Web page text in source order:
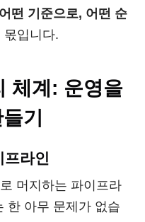
떤 기준으로, 어떤 순
몫입니다.
체계: 운영을
기
프라인
머지하는 파이프라
한 아무 문제가 없습